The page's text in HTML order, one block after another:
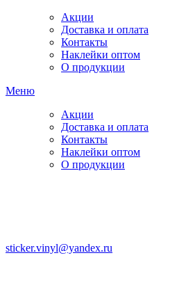
Акции
Доставка и оплата
Контакты
Наклейки оптом
О продукции
Меню
Акции
Доставка и оплата
Контакты
Наклейки оптом
О продукции
sticker.vinyl@yandex.ru